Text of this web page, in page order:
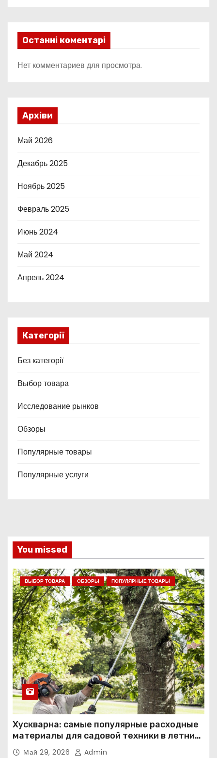
Останні коментарі
Нет комментариев для просмотра.
Архіви
Май 2026
Декабрь 2025
Ноябрь 2025
Февраль 2025
Июнь 2024
Май 2024
Апрель 2024
Категорії
Без категорії
Выбор товара
Исследование рынков
Обзоры
Популярные товары
Популярные услуги
You missed
ВЫБОР ТОВАРА ОБЗОРЫ ПОПУЛЯРНЫЕ ТОВАРЫ
Хускварна: самые популярные расходные
материалы для садовой техники в летний
сезон
Май 29, 2026 Admin